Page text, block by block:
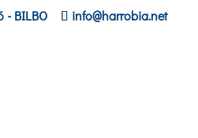
- BILBO info@harrobia.net